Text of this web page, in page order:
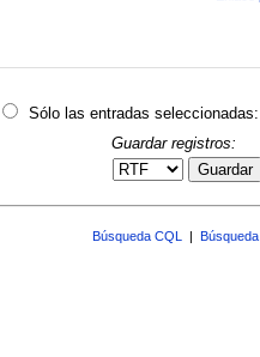
Sólo las entradas seleccionadas:
Guardar registros:
Guardar
Búsqueda CQL